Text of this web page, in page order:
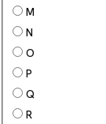
M
N
O
P
Q
R